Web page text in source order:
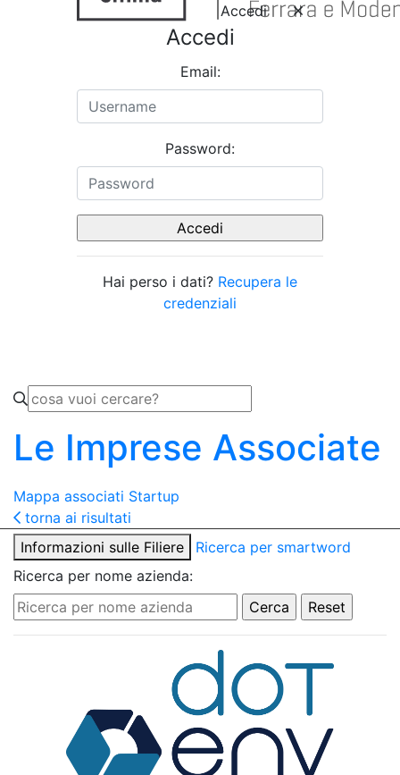
Accedi
Accedi
Email:
Password:
Hai perso i dati? Recupera le
credenziali
Le Imprese Associate
Mappa associati Startup
torna ai risultati
Informazioni sulle Filiere
Ricerca per smartword
Ricerca per nome azienda: